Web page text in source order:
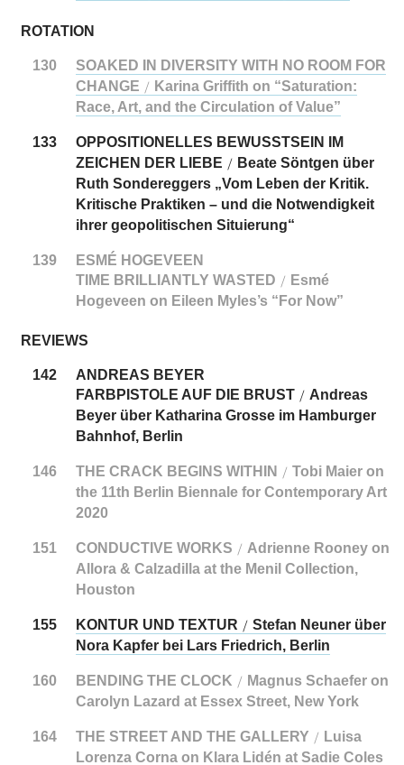
ROTATION
130
SOAKED IN DIVERSITY WITH NO ROOM FOR
CHANGE / Karina Griffith on “Saturation:
Race, Art, and the Circulation of Value”
133
OPPOSITIONELLES BEWUSSTSEIN IM
ZEICHEN DER LIEBE / Beate Söntgen über
Ruth Sondereggers „Vom Leben der Kritik.
Kritische Praktiken – und die Notwendigkeit
ihrer geopolitischen Situierung“
139
ESMÉ HOGEVEEN
TIME BRILLIANTLY WASTED / Esmé
Hogeveen on Eileen Myles’s “For Now”
REVIEWS
142
ANDREAS BEYER
FARBPISTOLE AUF DIE BRUST / Andreas
Beyer über Katharina Grosse im Hamburger
Bahnhof, Berlin
146 THE CRACK BEGINS WITHIN / Tobi Maier on
the 11th Berlin Biennale for Contemporary Art
2020
151 CONDUCTIVE WORKS / Adrienne Rooney on
Allora & Calzadilla at the Menil Collection,
Houston
155 KONTUR UND TEXTUR / Stefan Neuner über
Nora Kapfer bei Lars Friedrich, Berlin
160 BENDING THE CLOCK / Magnus Schaefer on
Carolyn Lazard at Essex Street, New York
164 THE STREET AND THE GALLERY / Luisa
Lorenza Corna on Klara Lidén at Sadie Coles